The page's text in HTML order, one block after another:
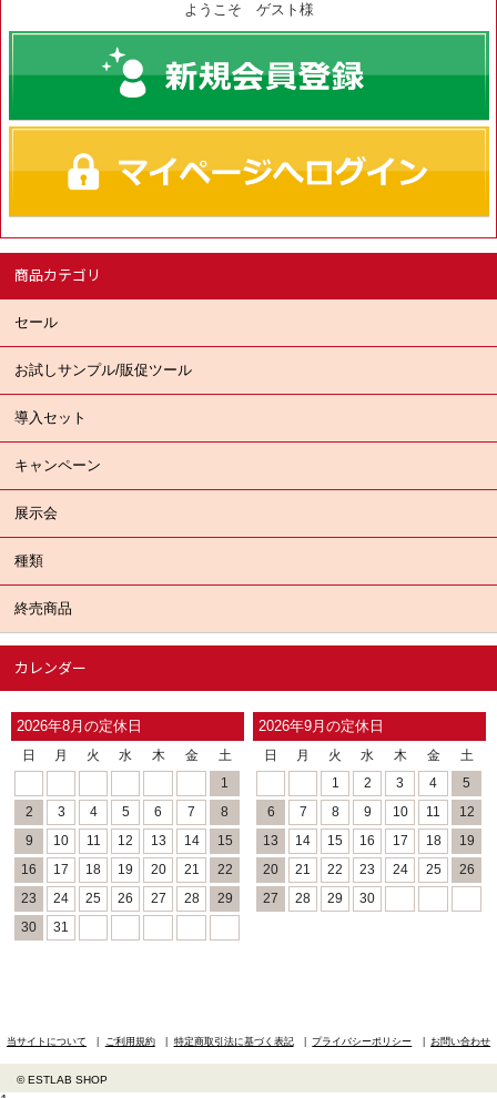
ようこそ ゲスト様
商品カテゴリ
セール
お試しサンプル/販促ツール
導入セット
キャンペーン
展示会
種類
終売商品
カレンダー
2026年8月の定休日
日 月 火 水 木 金
土
1
2
3 4 5 6 7
8
9
10 11 12 13 14
15
16
17 18 19 20 21
22
23
24 25 26 27 28
29
30
31
2026年9月の定休日
日 月 火 水 木 金
土
1
2 3 4
5
6
7 8 9 10 11
12
13
14 15 16 17 18
19
20
21 22 23 24 25
26
27
28 29 30
当サイトについて ご利用規約 特定商取引法に基づく表記 プライバシーポリシー お問い合わせ
© ESTLAB SHOP